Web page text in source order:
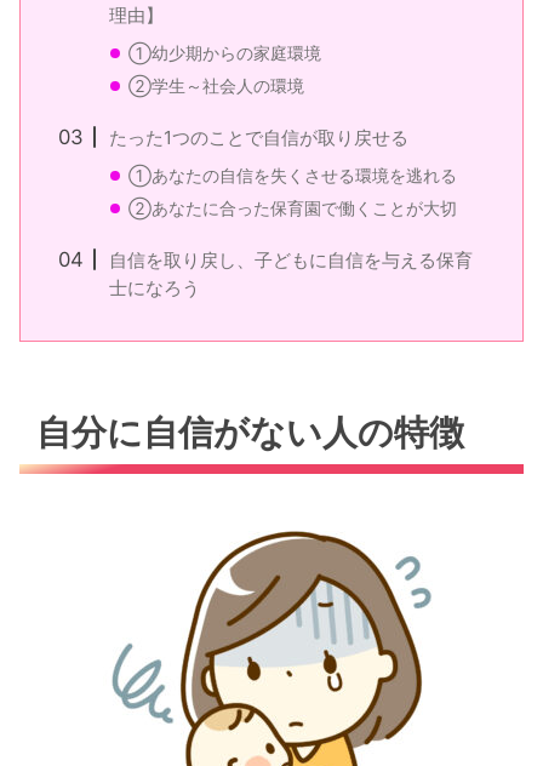
理由】
①幼少期からの家庭環境
②学生～社会人の環境
たった1つのことで自信が取り戻せる
①あなたの自信を失くさせる環境を逃れる
②あなたに合った保育園で働くことが大切
自信を取り戻し、子どもに自信を与える保育
士になろう
自分に自信がない人の特徴